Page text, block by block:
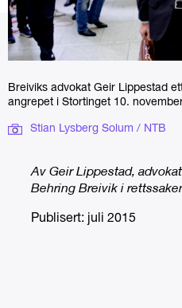
Breiviks advokat Geir Lippestad
angrepet i Stortinget 10.
Stian Lysberg Solum / NTB
Av Geir Lippestad,
Behring Breivik i
Publisert: juli 2015